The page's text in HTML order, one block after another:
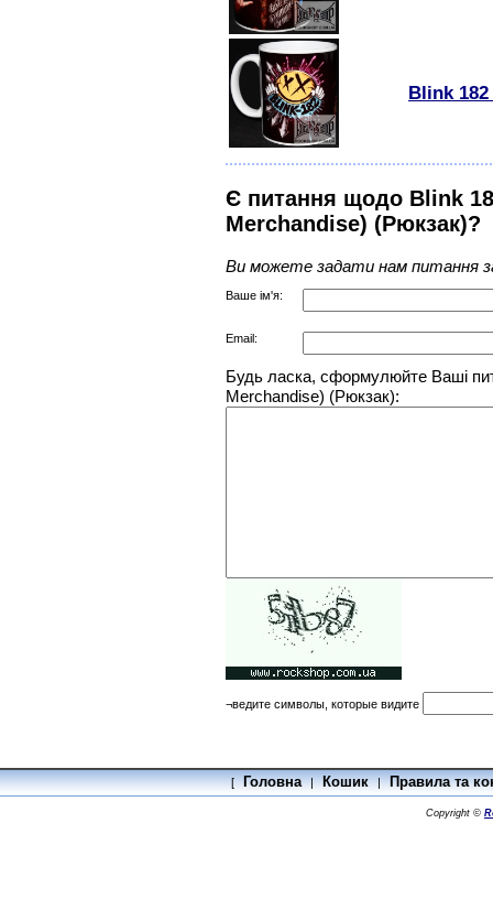
Blink
Є питання щодо Blink
Merchandise) (Рюкзак)?
Ви можете задати нам питання
Ваше ім'я:
Email:
Будь ласка, сформулюйте Ваші
Merchandise) (Рюкзак):
¬ведите символы, которые видите
[ Головна | Кошик | Правила та
Copyright ©